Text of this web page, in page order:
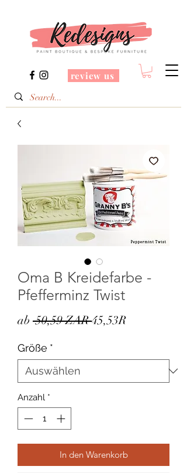
review us
Oma B Kreidefarbe -
Pfefferminz Twist
ab 50,59 ZAR Standardpreis
45,53RSale-
Größe *
Anzahl *
In den Warenkorb